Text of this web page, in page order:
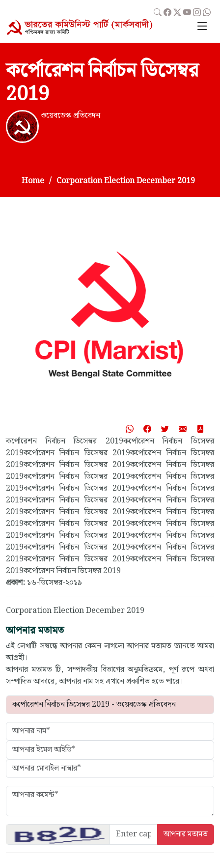
কর্পোরেশন নির্বাচন ডিসেম্বর
2019
ওয়েবডেস্ক প্রতিবেদন
Home Corporation Election December 2019
কর্পোরেশন নির্বাচন ডিসেম্বর 2019কর্পোরেশন নির্বাচন ডিসেম্বর
2019কর্পোরেশন নির্বাচন ডিসেম্বর 2019কর্পোরেশন নির্বাচন ডিসেম্বর
2019কর্পোরেশন নির্বাচন ডিসেম্বর 2019কর্পোরেশন নির্বাচন ডিসেম্বর
2019কর্পোরেশন নির্বাচন ডিসেম্বর 2019কর্পোরেশন নির্বাচন ডিসেম্বর
2019কর্পোরেশন নির্বাচন ডিসেম্বর 2019কর্পোরেশন নির্বাচন ডিসেম্বর
2019কর্পোরেশন নির্বাচন ডিসেম্বর 2019কর্পোরেশন নির্বাচন ডিসেম্বর
2019কর্পোরেশন নির্বাচন ডিসেম্বর 2019কর্পোরেশন নির্বাচন ডিসেম্বর
2019কর্পোরেশন নির্বাচন ডিসেম্বর 2019কর্পোরেশন নির্বাচন ডিসেম্বর
2019কর্পোরেশন নির্বাচন ডিসেম্বর 2019কর্পোরেশন নির্বাচন ডিসেম্বর
2019কর্পোরেশন নির্বাচন ডিসেম্বর 2019কর্পোরেশন নির্বাচন ডিসেম্বর
2019কর্পোরেশন নির্বাচন ডিসেম্বর 2019কর্পোরেশন নির্বাচন ডিসেম্বর
2019কর্পোরেশন নির্বাচন ডিসেম্বর 2019
প্রকাশ: ১৬-ডিসেম্বর-২০১৯
Corporation Election December 2019
আপনার মতামত
এই লেখাটি সম্বন্ধে আপনার কেমন লাগলো আপনার মতামত জানতে আমরা
আগ্রহী।
আপনার মতামত টি, সম্পাদকীয় বিভাগের অনুমতিক্রমে, পূর্ণ রূপে অথবা
সম্পাদিত আকারে, আপনার নাম সহ এখানে প্রকাশিত হতে পারে।